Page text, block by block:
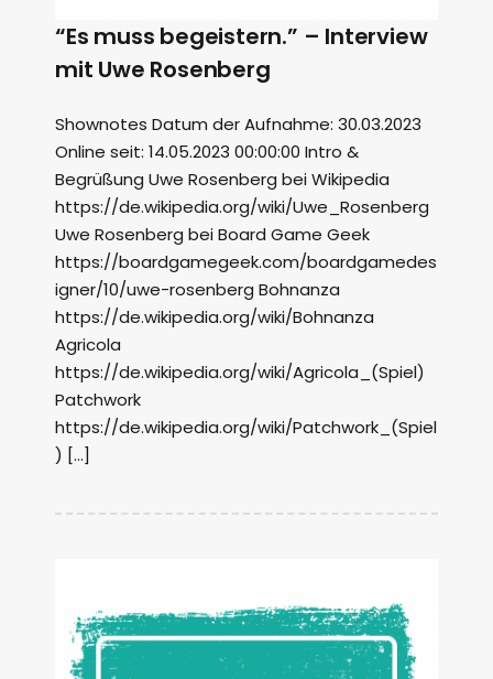
“Es muss begeistern.” – Interview
mit Uwe Rosenberg
Shownotes Datum der Aufnahme: 30.03.2023
Online seit: 14.05.2023 00:00:00 Intro &
Begrüßung Uwe Rosenberg bei Wikipedia
https://de.wikipedia.org/wiki/Uwe_Rosenberg
Uwe Rosenberg bei Board Game Geek
https://boardgamegeek.com/boardgamedes
igner/10/uwe-rosenberg Bohnanza
https://de.wikipedia.org/wiki/Bohnanza
Agricola
https://de.wikipedia.org/wiki/Agricola_(Spiel)
Patchwork
https://de.wikipedia.org/wiki/Patchwork_(Spiel
) […]